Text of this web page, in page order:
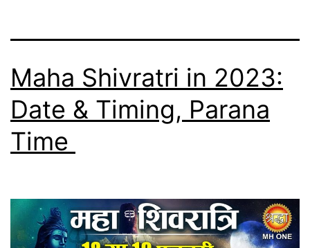
Maha Shivratri in 2023:
Date & Timing, Parana
Time